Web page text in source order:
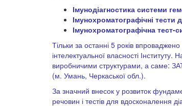
Імунодіагностика системи
Імунохроматографічні тести
Імунохроматографічна тест-
Тільки за останні 5 років
інтелектуальної власності
виробничими структурами, а саме:
(м. Умань, Черкаської обл.).
За значний внесок у розвиток
речовин і тестів для вдосконалення